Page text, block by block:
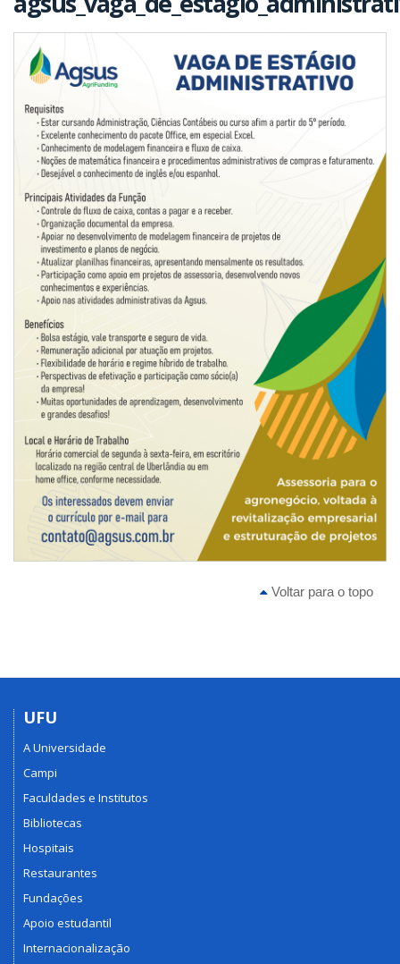
Voltar para o topo
UFU
A Universidade
Campi
Faculdades e Institutos
Bibliotecas
Hospitais
Restaurantes
Fundações
Apoio estudantil
Internacionalização